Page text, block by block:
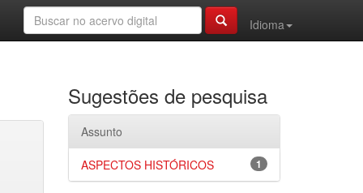
Idioma
Sugestões de pesquisa
Assunto
1
ASPECTOS HISTÓRICOS